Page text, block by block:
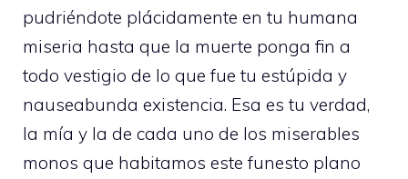
pudriéndote plácidamente en tu humana
miseria hasta que la muerte ponga fin a
todo vestigio de lo que fue tu estúpida y
nauseabunda existencia. Esa es tu verdad,
la mía y la de cada uno de los miserables
monos que habitamos este funesto plano